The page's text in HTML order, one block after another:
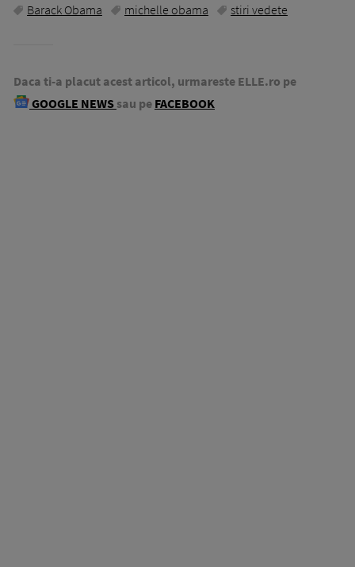
Barack Obama michelle obama stiri vedete
Daca ti-a placut acest articol, urmareste ELLE.ro pe
GOOGLE NEWS sau pe FACEBOOK